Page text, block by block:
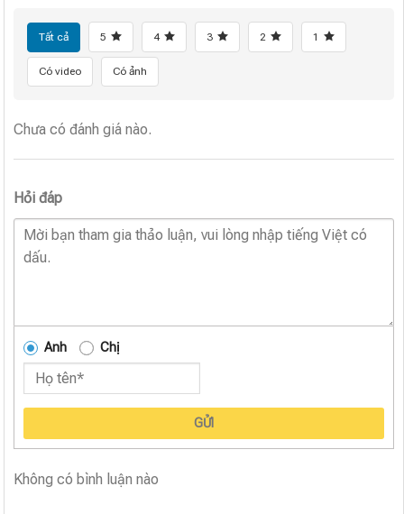
Tất cả 5 4 3 2 1
Có video Có ảnh
Chưa có đánh giá nào.
Hỏi đáp
Anh Chị
GỬI
Không có bình luận nào